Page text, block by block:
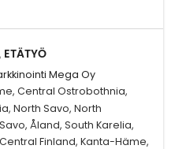
Mega Oy
Central Ostrobothnia,
North Savo, North
Åland, South Karelia,
Finland, Kanta-Häme,